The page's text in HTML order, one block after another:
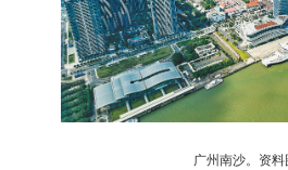
广州南沙。资料